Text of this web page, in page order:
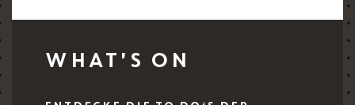
WHAT'S ON